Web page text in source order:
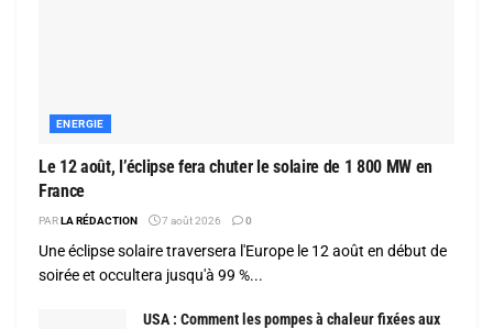
ENERGIE
Le 12 août, l’éclipse fera chuter le solaire de 1 800 MW en
France
PARLA RÉDACTION 7 août 2026 0
Une éclipse solaire traversera l'Europe le 12 août en début de
soirée et occultera jusqu'à 99 %...
USA : Comment les pompes à chaleur fixées aux